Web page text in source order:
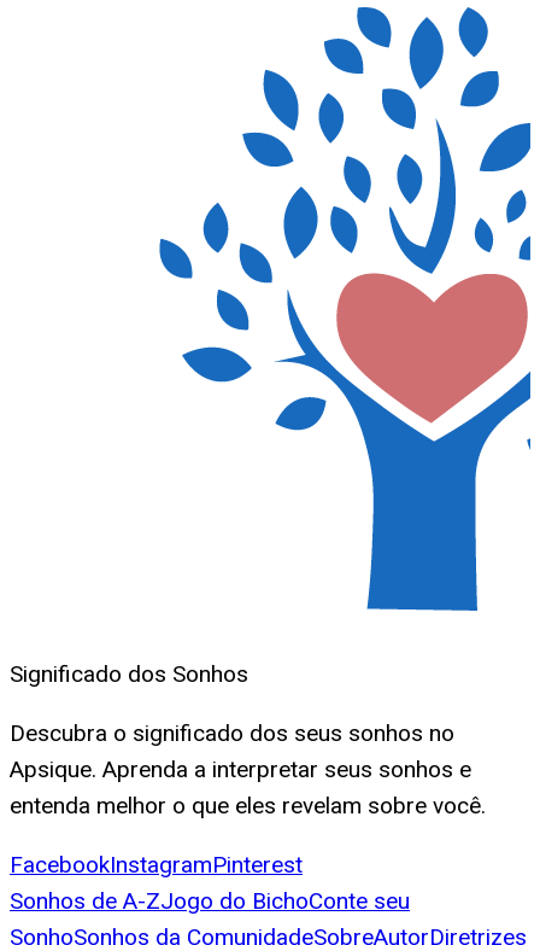
Significado dos Sonhos
Descubra o significado dos seus sonhos no
Apsique. Aprenda a interpretar seus sonhos e
entenda melhor o que eles revelam sobre você.
FacebookInstagramPinterest
Sonhos de A-ZJogo do BichoConte seu
SonhoSonhos da ComunidadeSobreAutorDiretrizes